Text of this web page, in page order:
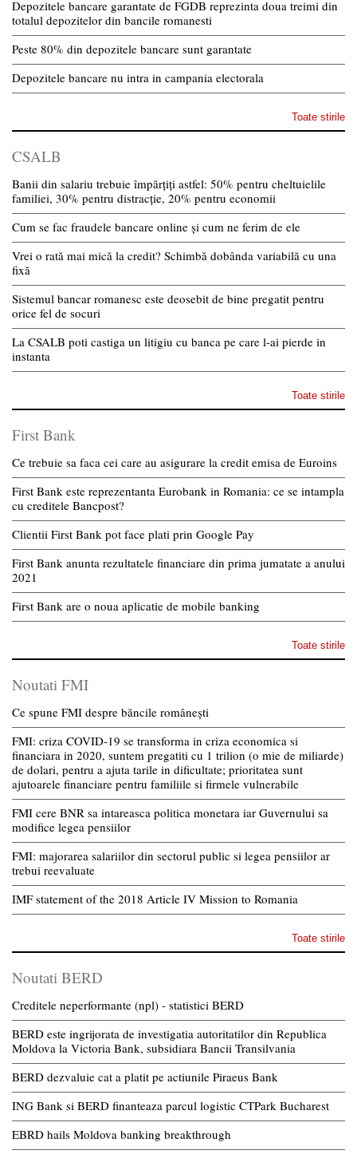
Depozitele bancare garantate de FGDB reprezinta doua treimi din
totalul depozitelor din bancile romanesti
Peste 80% din depozitele bancare sunt garantate
Depozitele bancare nu intra in campania electorala
Toate stirile
CSALB
Banii din salariu trebuie împărțiți astfel: 50% pentru cheltuielile
familiei, 30% pentru distracție, 20% pentru economii
Cum se fac fraudele bancare online și cum ne ferim de ele
Vrei o rată mai mică la credit? Schimbă dobânda variabilă cu una
fixă
Sistemul bancar romanesc este deosebit de bine pregatit pentru
orice fel de socuri
La CSALB poti castiga un litigiu cu banca pe care l-ai pierde in
instanta
Toate stirile
First Bank
Ce trebuie sa faca cei care au asigurare la credit emisa de Euroins
First Bank este reprezentanta Eurobank in Romania: ce se intampla
cu creditele Bancpost?
Clientii First Bank pot face plati prin Google Pay
First Bank anunta rezultatele financiare din prima jumatate a anului
2021
First Bank are o noua aplicatie de mobile banking
Toate stirile
Noutati FMI
Ce spune FMI despre băncile românești
FMI: criza COVID-19 se transforma in criza economica si
financiara in 2020, suntem pregatiti cu 1 trilion (o mie de miliarde)
de dolari, pentru a ajuta tarile in dificultate; prioritatea sunt
ajutoarele financiare pentru familiile si firmele vulnerabile
FMI cere BNR sa intareasca politica monetara iar Guvernului sa
modifice legea pensiilor
FMI: majorarea salariilor din sectorul public si legea pensiilor ar
trebui reevaluate
IMF statement of the 2018 Article IV Mission to Romania
Toate stirile
Noutati BERD
Creditele neperformante (npl) - statistici BERD
BERD este ingrijorata de investigatia autoritatilor din Republica
Moldova la Victoria Bank, subsidiara Bancii Transilvania
BERD dezvaluie cat a platit pe actiunile Piraeus Bank
ING Bank si BERD finanteaza parcul logistic CTPark Bucharest
EBRD hails Moldova banking breakthrough